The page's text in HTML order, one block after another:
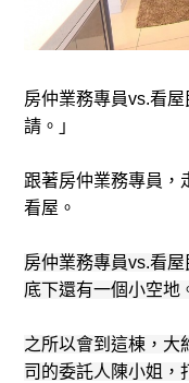
房仲業務專員vs.看
請。」
跟著房仲業務專員，
看屋。
房仲業務專員vs.看
底下還有一個小空地
之所以會到這棟，大
司的委託人陳小姐，